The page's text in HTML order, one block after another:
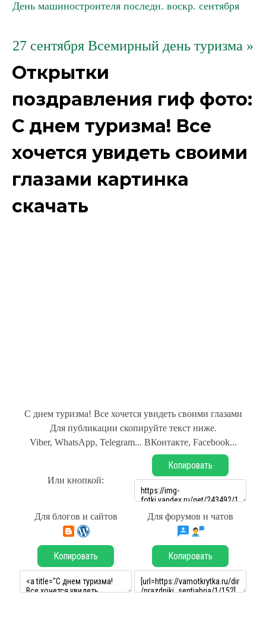
День машиностроителя последн. воскр. сентября
27 сентября Всемирный день туризма »
Открытки
поздравления гиф фото:
С днем туризма! Все
хочется увидеть своими
глазами картинка
скачать
С днем туризма! Все хочется увидеть своими глазами
Для публикации скопируйте текст ниже.
Viber, WhatsApp, Telegram... ВКонтакте, Facebook...
Или кнопкой:
Копировать
Для блогов и сайтов Для форумов и чатов
Копировать Копировать